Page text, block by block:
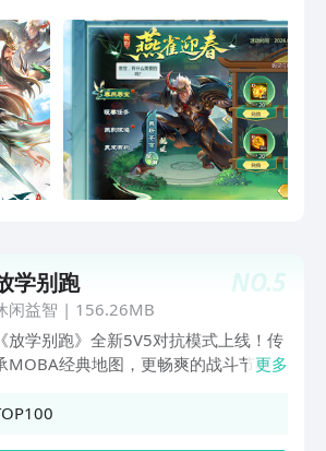
NO.5
学别跑
闲益智 | 156.26MB
《放学别跑》全新5V5对抗模式上线！传
MOBA经典地图，更畅爽的战斗节奏！
的走位、精准的技能施放，来迎取一场
更多